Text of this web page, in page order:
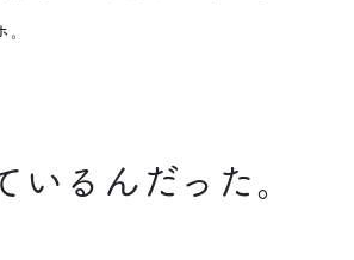
いるんだった。